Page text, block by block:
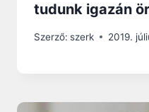
tudunk igazán
Szerző: szerk 2019.